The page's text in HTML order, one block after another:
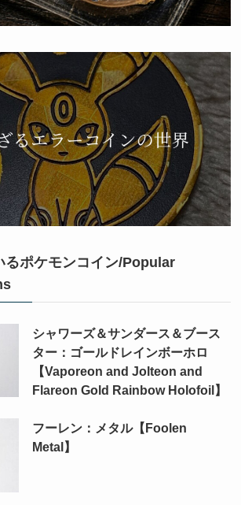
るポケモンコイン/Popular
シャワーズ＆サンダース＆ブース
ター：ゴールドレインボーホロ
【Vaporeon and Jolteon and
Flareon Gold Rainbow Holofoil】
フーレン：メタル【Foolen
Metal】